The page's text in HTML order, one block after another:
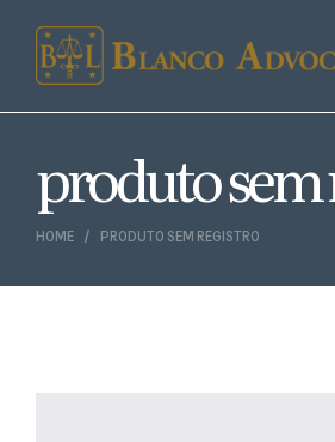
HOME PRODUTO SEM REGISTRO
produto